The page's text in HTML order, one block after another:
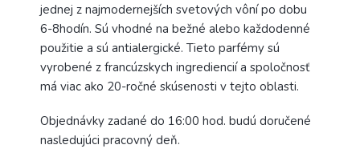
jednej z najmodernejších svetových vôní po dobu
6-8hodín. Sú vhodné na bežné alebo každodenné
použitie a sú antialergické. Tieto parfémy sú
vyrobené z francúzskych ingrediencií a spoločnosť
má viac ako 20-ročné skúsenosti v tejto oblasti.
Objednávky zadané do 16:00 hod. budú doručené
nasledujúci pracovný deň.